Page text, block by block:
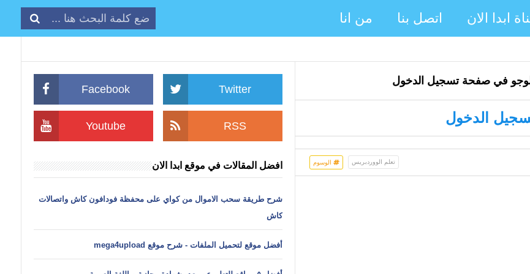
ابدا الان اتصل بنا من انا
الوسوم تعلم الووردبريس
Facebook Twitter
Youtube RSS
افضل المقالات في موقع ابدا الان
شرح طريقة سحب الاموال من كواي على محفظة فودافون كاش واتصالات
كاش
أفضل موقع لتحميل الملفات - شرح موقع mega4upload